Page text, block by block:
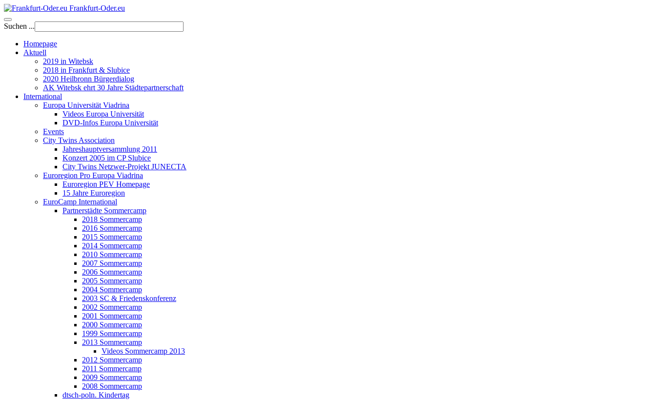
Frankfurt-Oder.eu
Suchen ...
Homepage
Aktuell
2019 in Witebsk
2018 in Frankfurt & Slubice
2020 Heilbronn Bürgerdialog
AK Witebsk ehrt 30 Jahre Städtepartnerschaft
International
Europa Universität Viadrina
Videos Europa Universität
DVD-Infos Europa Universität
Events
City Twins Association
Jahreshauptversammlung 2011
Konzert 2005 im CP Slubice
City Twins Netzwer-Projekt JUNECTA
Euroregion Pro Europa Viadrina
Euroregion PEV Homepage
15 Jahre Euroregion
EuroCamp International
Partnerstädte Sommercamp
2018 Sommercamp
2016 Sommercamp
2015 Sommercamp
2014 Sommercamp
2010 Sommercamp
2007 Sommercamp
2006 Sommercamp
2005 Sommercamp
2004 Sommercamp
2003 SC & Friedenskonferenz
2002 Sommercamp
2001 Sommercamp
2000 Sommercamp
1999 Sommercamp
2013 Sommercamp
Videos Sommercamp 2013
2012 Sommercamp
2011 Sommercamp
2009 Sommercamp
2008 Sommercamp
dtsch-poln. Kindertag